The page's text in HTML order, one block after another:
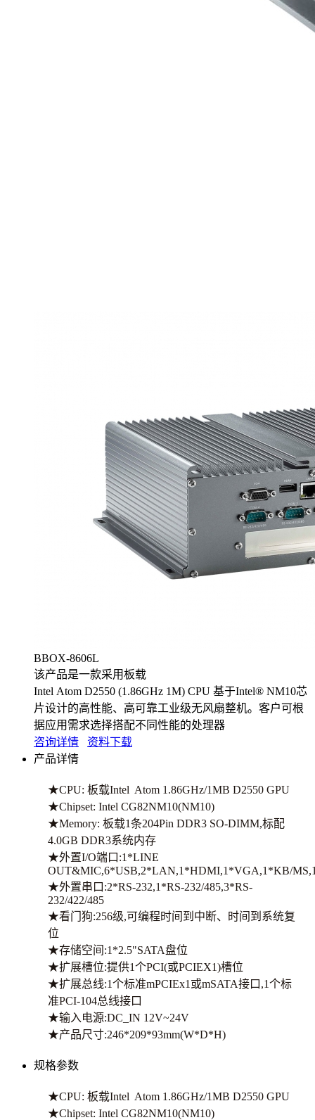
BBOX-8606L
该产品是一款采用板载
Intel Atom D2550 (1.86GHz 1M) CPU 基于Intel® NM10芯
片设计的高性能、高可靠工业级无风扇整机。客户可根
据应用需求选择搭配不同性能的处理器
咨询详情
资料下载
产品详情
★CPU: 板载Intel Atom 1.86GHz/1MB D2550 GPU
★Chipset: Intel CG82NM10(NM10)
★Memory: 板载1条204Pin DDR3 SO-DIMM,标配
4.0GB DDR3系统内存
★外置I/O端口:1*LINE
OUT&MIC,6*USB,2*LAN,1*HDMI,1*VGA,1*KB/
★外置串口:2*RS-232,1*RS-232/485,3*RS-
232/422/485
★看门狗:256级,可编程时间到中断、时间到系统复
位
★存储空间:1*2.5"SATA盘位
★扩展槽位:提供1个PCI(或PCIEX1)槽位
★扩展总线:1个标准mPCIEx1或mSATA接口,1个标
准PCI-104总线接口
★输入电源:DC_IN 12V~24V
★产品尺寸:246*209*93mm(W*D*H)
规格参数
★CPU: 板载Intel Atom 1.86GHz/1MB D2550 GPU
★Chipset: Intel CG82NM10(NM10)